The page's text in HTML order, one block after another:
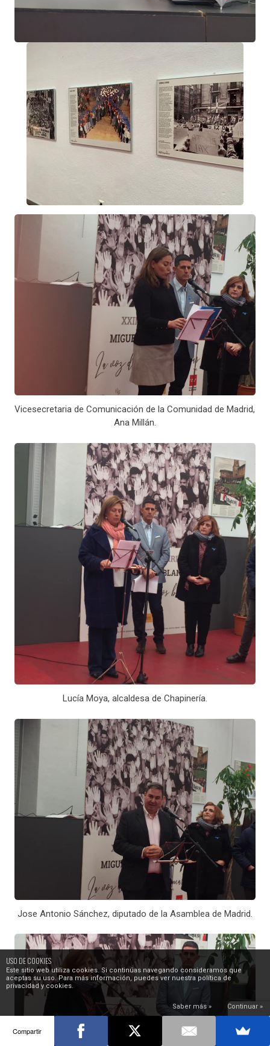
USO DE COOKIES
Este sitio web utiliza cookies. Si continúas navegando consideramos que
aceptas su uso. Para más información, puedes ver nuestra política de
privacidad y cookies.
Saber más » Continuar »
Vicesecretaria de Comunicación de la Comunidad de Madrid,
Ana Millán.
Lucía Moya, alcaldesa de Chapinería.
Jose Antonio Sánchez, diputado de la Asamblea de Madrid.
Compartir